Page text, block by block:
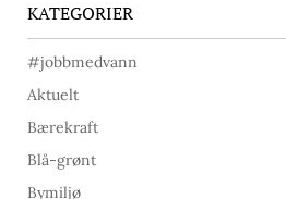
KATEGORIER
#jobbmedvann
Aktuelt
Bærekraft
Blå-grønt
Bymiljø